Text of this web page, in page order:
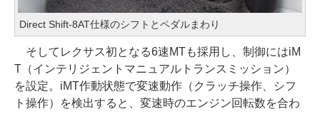
Direct Shift-8AT仕様のシフトとペダルまわり
そしてレクサス初となる6速MTも採用し、制御にはiM
T（インテリジェントマニュアルトランスミッション）
を設定。iMT作動状態で変速動作（クラッチ操作、シフ
ト操作）を検出すると、変速時のエンジン回転数を合わ